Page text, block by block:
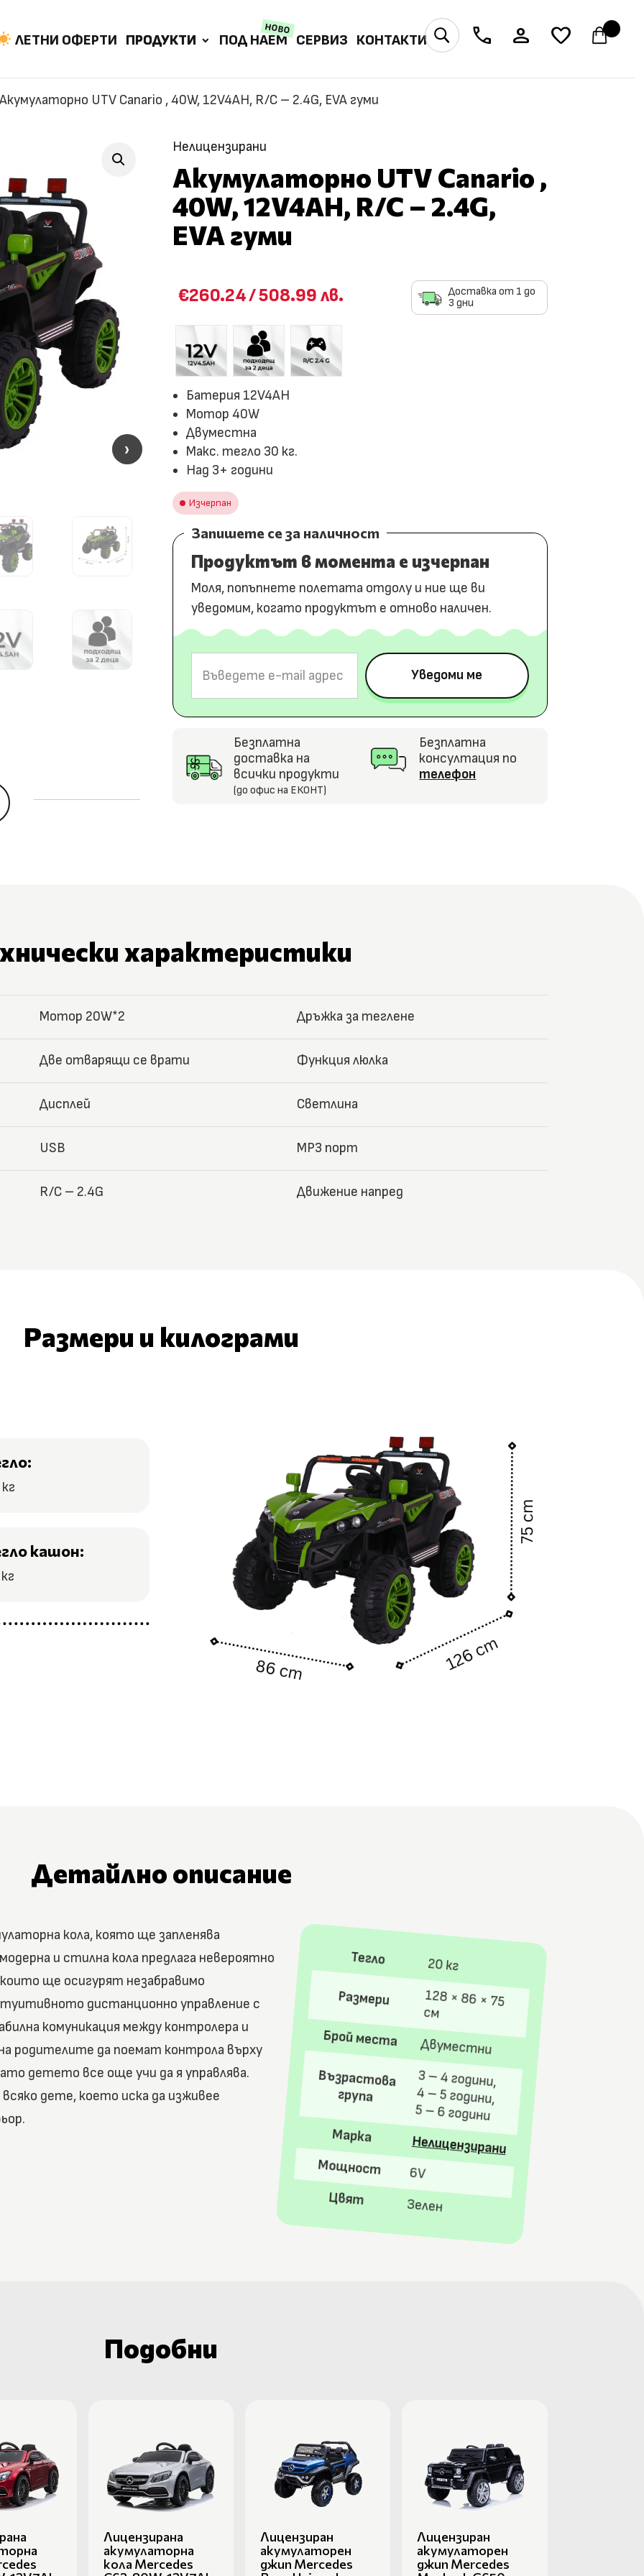
phone person favorite
U
ЛЕТНИ ОФЕРТИ ПРОДУКТИ ПОД НАЕМ
НОВО
СЕРВИЗ КОНТАКТИ
Акумулаторно UTV Canario , 40W, 12V4AH, R/C – 2.4G, EVA гуми
›
›
Нелицензирани
Акумулаторно UTV Canario ,
40W, 12V4AH, R/C – 2.4G,
EVA гуми
€260.24/508.99 лв.
Доставка от 1 до
3 дни
Батерия 12V4AH
Мотор 40W
Двуместна
Макс. тегло 30 кг.
Над 3+ години
Изчерпан
Запишете се за наличност
Продуктът в момента е изчерпан
Моля, попъпнете полетата отдолу и ние ще ви
уведомим, когато продуктът е отново наличен.
Безплатна
доставка на
всички продукти
(до офис на ЕКОНТ)
Безплатна
консултация по
телефон
характеристики
Мотор 20W*2 Дръжка за теглене
Две отварящи се врати Функция люлка
Дисплей Светлина
USB MP3 порт
R/C – 2.4G Движение напред
Размери и килограми
кашон:
Детайлно описание
кола, която ще запленява
и стилна кола предлага невероятно
ще осигурят незабравимо
дистанционно управление с
комуникация между контролера и
родителите да поемат контрола върху
детето все още учи да я управлява.
дете, което иска да изживее
Тегло 20 кг
Размери 128 × 86 × 75
см
Брой места Двуместни
Възрастова
група
3 – 4 години,
4 – 5 години,
5 – 6 години
Марка Нелицензирани
Мощност 6V
Цвят Зелен
Подобни
Лицензирана
акумулаторна
кола Mercedes
Лицензиран
акумулаторен
джип Mercedes
Лицензиран
акумулаторен
джип Mercedes